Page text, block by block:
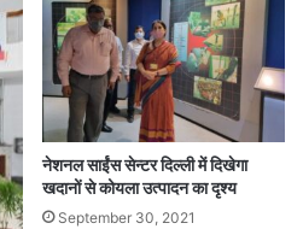
नेशनल साईंस सेन्टर दिल्ली में दिखेगा
खदानों से कोयला उत्पादन का दृश्य
September 30, 2021